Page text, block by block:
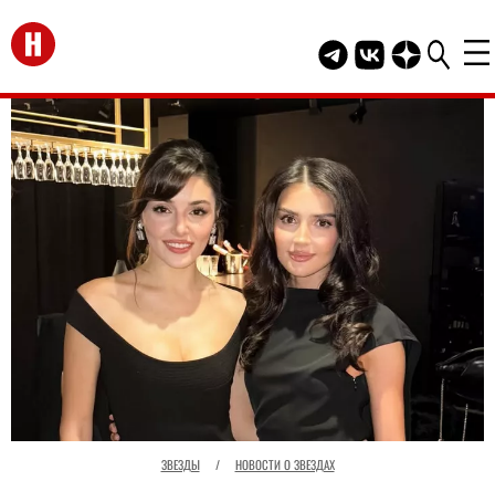
Перейти на главную
Telegram канал
Группа HELLO
Канал
ЗВЕЗДЫ / НОВОСТИ О ЗВЕЗДАХ